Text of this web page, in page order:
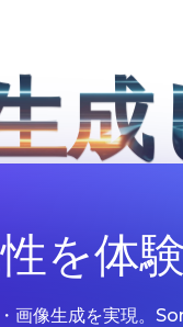
成
を体
画像生成を実現。